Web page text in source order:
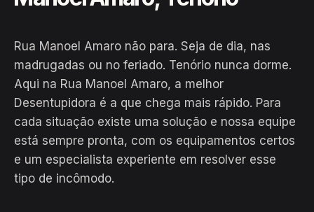
Rua Manoel Amaro não para. Seja de dia, nas
madrugadas ou no feriado. Tenório nunca dorme.
Aqui na Rua Manoel Amaro, a melhor
Desentupidora é a que chega mais rápido. Para
cada situação existe uma solução e nossa equipe
está sempre pronta, com os equipamentos certos
e um especialista experiente em resolver esse
tipo de incômodo.
Hiroshiro · Rua Manoel Amaro,